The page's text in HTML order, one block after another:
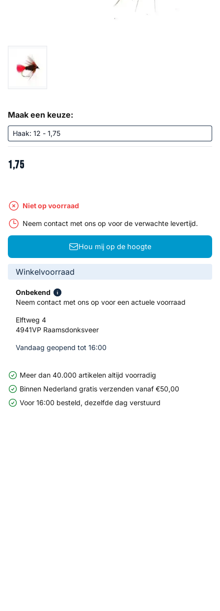
Maak een keuze:
1,75
Niet op voorraad
Neem contact met ons op voor de verwachte levertijd.
Hou mij op de hoogte
Winkelvoorraad
Onbekend
Neem contact met ons op voor een actuele voorraad
Elftweg 4
4941VP Raamsdonksveer
Vandaag geopend tot 16:00
Meer dan 40.000 artikelen altijd voorradig
Binnen Nederland gratis verzenden vanaf €50,00
Voor 16:00 besteld, dezelfde dag verstuurd